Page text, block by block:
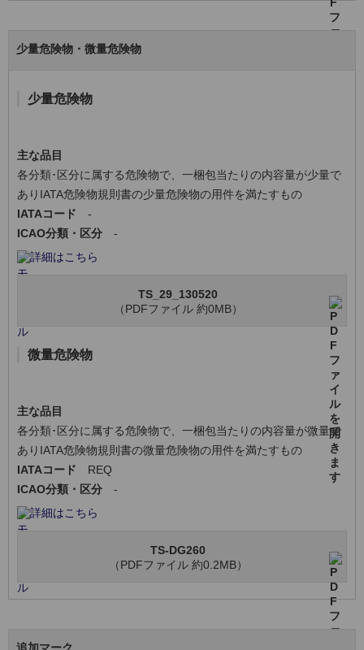
少量危険物・微量危険物
少量危険物
主な品目
各分類･区分に属する危険物で、一梱包当たりの内容量が少量で
ありIATA危険物規則書の少量危険物の用件を満たすもの
IATAコード -
ICAO分類・区分 -
詳細はこちら
TS_29_130520
（PDFファイル 約0MB）
微量危険物
主な品目
各分類･区分に属する危険物で、一梱包当たりの内容量が微量で
ありIATA危険物規則書の微量危険物の用件を満たすもの
IATAコード
REQ
ICAO分類・区分
-
詳細はこちら
TS-DG260
（PDFファイル 約0.2MB）
追加マーク